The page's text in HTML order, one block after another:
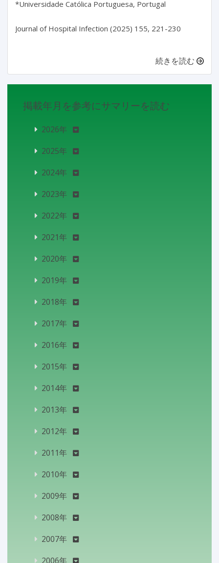
*Universidade Católica Portuguesa, Portugal
Journal of Hospital Infection (2025) 155, 221-230
続きを読む
掲載年月を参考にサマリーを読む
2026年
2025年
2024年
2023年
2022年
2021年
2020年
2019年
2018年
2017年
2016年
2015年
2014年
2013年
2012年
2011年
2010年
2009年
2008年
2007年
2006年